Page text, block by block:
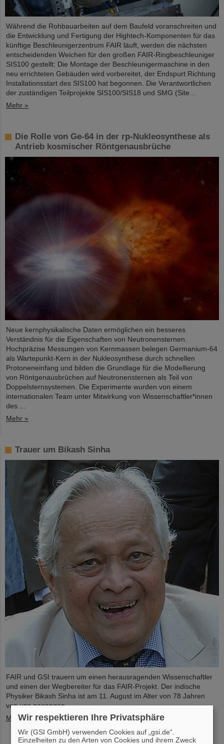
Während die Rohbauarbeiten auf dem Baufeld voranschreiten und
die Entwicklung und Fertigung der Hightech-Komponenten für das
künftige Beschleunigerzentrum FAIR läuft, werden die nächsten
entscheidenden Weichen für den großen FAIR-Ringbeschleuniger
SIS100 gestellt: Die Montage der Beschleunigermaschine in den
neu errichteten Gebäuden wird vorbereitet, der Endspurt Richtung
Installationsstart des SIS100 hat begonnen. Die Verantwortlichen
der zuständigen Teilprojekte SIS100/SIS18 und SMG (Site…
Mehr »
Die Rolle von Ge-64 in der rp-Nukleosynthese als
Antrieb kosmischer Röntgenausbrüche
Neue kernphysikalische Daten ermöglichen ein besseres
Verständnis für die Eigenschaften von Neutronensternen.
Hochpräzise Messungen von Kernmassen belegen Germanium-64
als Wartepunkt-Kern in der Nukleosynthese durch schnellen
Protoneneinfang und bilden die Grundlage für die Modellierung
von Röntgenausbrüchen auf Neutronensternen als Teil von
Doppelsternsystemen. Die Experimente wurden von einem
internationalen Team unter Mitwirkung von Wissenschaftler*innen
des ...
Mehr »
Trauer um Bikash Sinha
FAIR und GSI trauern um einen herausragenden Wissenschaftler
und einen der Wegbereiter für das FAIR-Projekt. Der indische
Physiker Bikash Sinha ist am 11. August im Alter von 78 Jahren
von uns gegangen.
Mehr »Wir respektieren Ihre Privatsphäre
Wir (GSI GmbH) verwenden Cookies auf „gsi.de“.
Einzelheiten zu den Arten von Cookies und ihrem Zweck